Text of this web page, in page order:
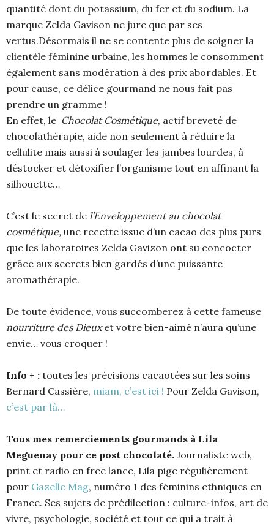
quantité dont du potassium, du fer et du sodium. La
marque Zelda Gavison ne jure que par ses
vertus.Désormais il ne se contente plus de soigner la
clientèle féminine urbaine, les hommes le consomment
également sans modération à des prix abordables. Et
pour cause, ce délice gourmand ne nous fait pas
prendre un gramme !
En effet, le Chocolat Cosmétique, actif breveté de
chocolathérapie, aide non seulement à réduire la
cellulite mais aussi à soulager les jambes lourdes, à
déstocker et détoxifier l’organisme tout en affinant la
silhouette…
C’est le secret de l’Enveloppement au chocolat
cosmétique, une recette issue d’un cacao des plus purs
que les laboratoires Zelda Gavizon ont su concocter
grâce aux secrets bien gardés d’une puissante
aromathérapie.
De toute évidence, vous succomberez à cette fameuse
nourriture des Dieuxet votre bien-aimé n’aura qu’une
envie… vous croquer !
Info + : toutes les précisions cacaotées sur les soins
Bernard Cassière, miam, c’est ici ! Pour Zelda Gavison,
c’est par là…
Tous mes remerciements gourmands à Lila
Meguenay pour ce post chocolaté. Journaliste web,
print et radio en free lance, Lila pige régulièrement
pour Gazelle Mag, numéro 1 des féminins ethniques en
France. Ses sujets de prédilection : culture-infos, art de
vivre, psychologie, société et tout ce qui a trait à